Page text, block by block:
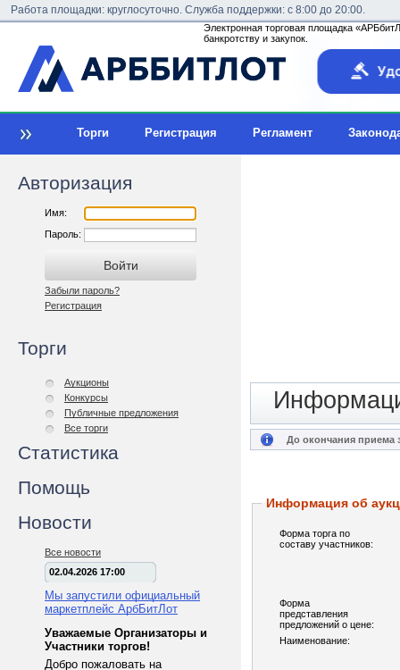
Работа площадки: круглосуточно. Служба поддержки: с 8:00 до 20:00.
Электронная торговая площадка
банкротству и закупок.
Торги Регистрация Регламент
Авторизация
Имя:
Пароль:
Забыли пароль?
Регистрация
Торги
Аукционы
Конкурсы
Публичные предложения
Все торги
Статистика
Помощь
Новости
Все новости
02.04.2026 17:00
Мы запустили официальный
маркетплейс АрбБитЛот
Уважаемые Организаторы и
Участники торгов!
Добро пожаловать на
До окончания приема
Информация об
Форма торга по
составу участников:
Форма
представления
предложений о цене:
Наименование: